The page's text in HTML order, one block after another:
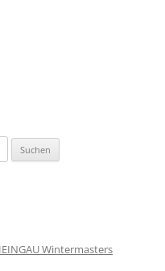
Wintermasters